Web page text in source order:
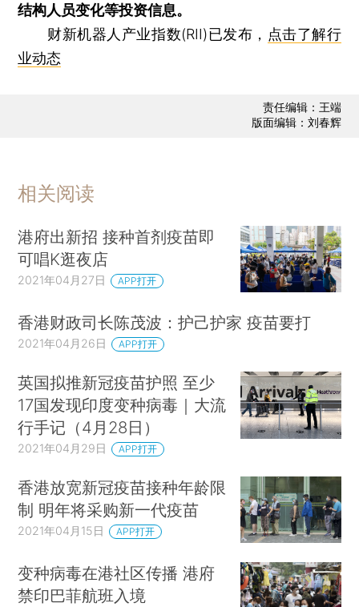
结构人员变化等投资信息。
财新机器人产业指数(RII)已发布， 点击了解行
业动态
责任编辑：王端
版面编辑：刘春辉
相关阅读
港府出新招 接种首剂疫苗即
可唱K逛夜店
2021年04月27日 APP打开
香港财政司长陈茂波：护己护家 疫苗要打
2021年04月26日 APP打开
英国拟推新冠疫苗护照 至少
17国发现印度变种病毒｜大流
行手记（4月28日）
2021年04月29日 APP打开
香港放宽新冠疫苗接种年龄限
制 明年将采购新一代疫苗
2021年04月15日 APP打开
变种病毒在港社区传播 港府
禁印巴菲航班入境